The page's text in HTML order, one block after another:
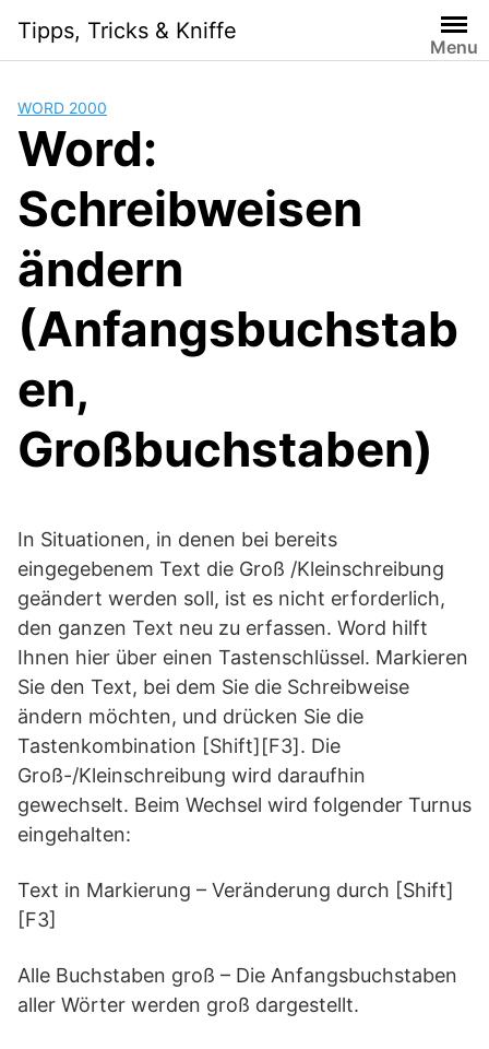
content
Tipps, Tricks & Kniffe
Menu
WORD 2000
Word:
Schreibweisen
ändern
(Anfangsbuchstab
en,
Großbuchstaben)
In Situationen, in denen bei bereits
eingegebenem Text die Groß /Kleinschreibung
geändert werden soll, ist es nicht erforderlich,
den ganzen Text neu zu erfassen. Word hilft
Ihnen hier über einen Tastenschlüssel. Markieren
Sie den Text, bei dem Sie die Schreibweise
ändern möchten, und drücken Sie die
Tastenkombination [Shift][F3]. Die
Groß-/Kleinschreibung wird daraufhin
gewechselt. Beim Wechsel wird folgender Turnus
eingehalten:
Text in Markierung – Veränderung durch [Shift]
[F3]
Alle Buchstaben groß – Die Anfangsbuchstaben
aller Wörter werden groß dargestellt.